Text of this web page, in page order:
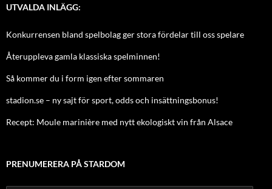
UTVALDA INLÄGG:
Konkurrensen bland spelbolag ger stora fördelar till oss spelare
Återuppleva gamla klassiska spelminnen!
Så kommer du i form igen efter sommaren
stadion.se – ny sajt för sport, odds och insättningsbonus!
Recept: Moule marinière med nytt ekologiskt vin från Alsace
PRENUMERERA PÅ STARDOM